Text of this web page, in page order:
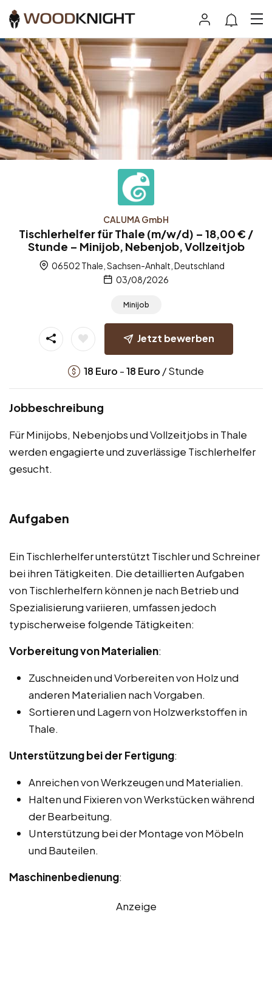
CALUMA GmbH
Tischlerhelfer für Thale (m/w/d) – 18,00 € /
Stunde – Minijob, Nebenjob, Vollzeitjob
06502 Thale, Sachsen-Anhalt, Deutschland
03/08/2026
Minijob
Jetzt bewerben
18 Euro -18 Euro / Stunde
Jobbeschreibung
Für Minijobs, Nebenjobs und Vollzeitjobs in Thale
werden engagierte und zuverlässige Tischlerhelfer
gesucht.
Aufgaben
Ein Tischlerhelfer unterstützt Tischler und Schreiner
bei ihren Tätigkeiten. Die detaillierten Aufgaben
von Tischlerhelfern können je nach Betrieb und
Spezialisierung variieren, umfassen jedoch
typischerweise folgende Tätigkeiten:
Vorbereitung von Materialien:
Zuschneiden und Vorbereiten von Holz und
anderen Materialien nach Vorgaben.
Sortieren und Lagern von Holzwerkstoffen in
Thale.
Unterstützung bei der Fertigung:
Anreichen von Werkzeugen und Materialien.
Halten und Fixieren von Werkstücken während
der Bearbeitung.
Unterstützung bei der Montage von Möbeln
und Bauteilen.
Maschinenbedienung:
Anzeige